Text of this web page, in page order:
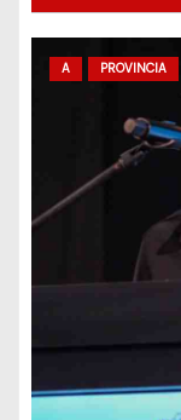
t
a
s
A PROVINCIA